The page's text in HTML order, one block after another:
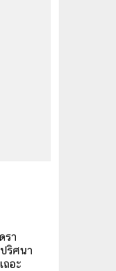
รา
ริศนา
อะ